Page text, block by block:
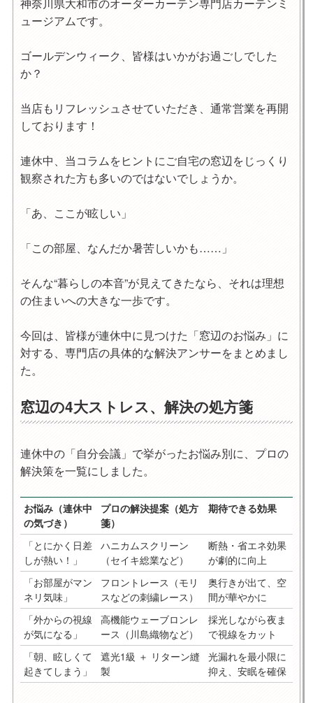
ュージアムです。
ゴールデンウィーク、皆様はいかがお過ごしでした
か？
当店もリフレッシュさせていただき、通常営業を再開
しております！
連休中、当コラムをヒントにご自宅の窓辺をじっくり
観察された方も多いのではないでしょうか。
「あ、ここが眩しい」
「この部屋、なんだか暑苦しいかも……」
そんな“暮らしの本音”が見えてきたなら、それは理想
の住まいへの大きな一歩です。
今回は、皆様が連休中に見つけた「窓辺のお悩み」に
対する、専門店の具体的な解決アンサーをまとめまし
た。
窓辺の4大ストレス、解決の処方箋
連休中の「自分会議」で挙がったお悩み別に、プロの
解決策を一覧にしました。
お悩み（連休中
の気づき）
プロの解決提案（処方
箋）
期待できる効果
「とにかく日差
しが熱い！」
ハニカムスクリーン
（セイキ総業など）
断熱・省エネ効果
が劇的に向上
「お部屋がマン
ネリ気味」
フロントレース （モリ
スなどの刺繍レース）
奥行きが出て、空
間が華やかに
「外からの視線
が気になる」
高機能ウェーブロンレ
ース （川島織物など）
採光しながら夜ま
で視線をカット
「朝、眩しくて
起きてしまう」
遮光1級 ＋ リターン縫
製
光漏れを最小限に
抑え、安眠を確保